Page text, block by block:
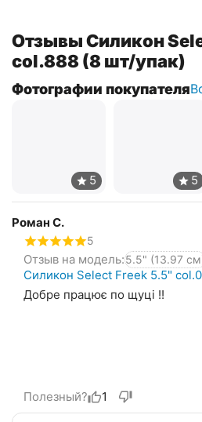
Отзывы Силикон
col.888 (8 шт/упак)
Фотографии покупателя
Роман С.
5
Отзыв на модель:5.5" (13.97
Силикон Select Freek 5.5"
Добре працює по щуці !!
Полезный? 1